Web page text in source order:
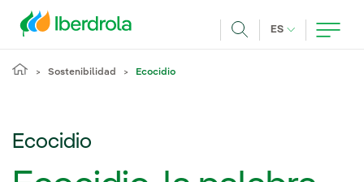
ES IDIOMA
Sostenibilidad Ecocidio
Ecocidio